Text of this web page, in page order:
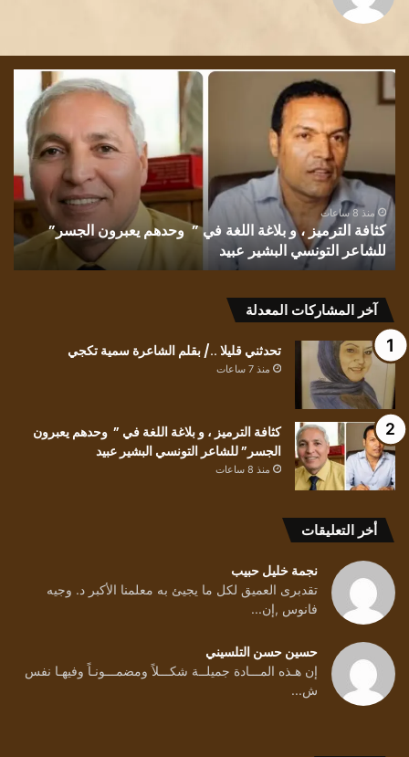
كثافة
الترميز
اللغة
في
” وحدهم
يعبرون
الجسر”
للشاعر
البشير
عبيد
منذ 8 ساعات
كثافة الترميز ، و بلاغة اللغة في ” وحدهم يعبرون الجسر”
للشاعر التونسي البشير عبيد
آخر المشاركات المعدلة
تحدثني قليلا ../ بقلم الشاعرة سمية تكجي
منذ 7 ساعات
كثافة الترميز ، و بلاغة اللغة في ” وحدهم يعبرون
الجسر” للشاعر التونسي البشير عبيد
منذ 8 ساعات
أخر التعليقات
نجمة خليل حبيب
تقدبرى العميق لكل ما يجيئ به معلمنا الأكبر د. وجيه
فانوس ,إن...
حسين حسن التلسيني
إن هـذه المـــادة جميلــة شكـــلاً ومضمـــونـاً وفيهـا نفس
ش...